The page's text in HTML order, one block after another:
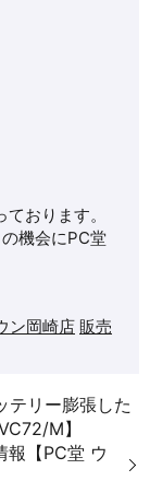
おります。
機会にPC堂
ン岡崎店 販売
テリー膨張した
M】
報【PC堂 ウ